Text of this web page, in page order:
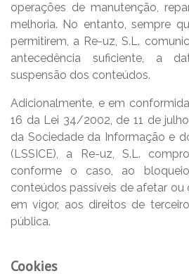
operações de manutenção,
melhoria. No entanto, sempre
permitirem, a Re-uz, S.L.
antecedência suficiente, a
suspensão dos conteúdos.
Adicionalmente, e em
16 da Lei 34/2002, de 11 de
da Sociedade da Informação e
(LSSICE), a Re-uz, S.L.
conforme o caso, ao
conteúdos passíveis de afetar ou
em vigor, aos direitos de
pública.
Cookies